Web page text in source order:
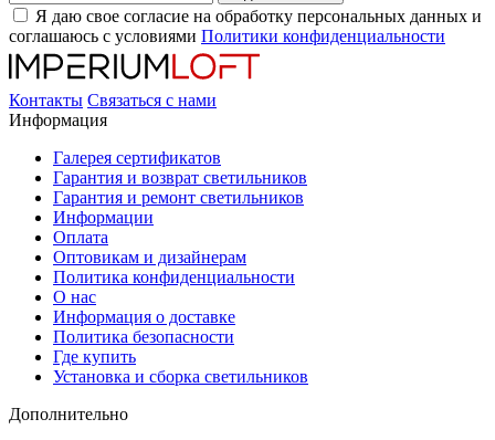
Я даю свое согласие на обработку персональных данных и
соглашаюсь с условиями Политики конфиденциальности
Контакты Связаться с нами
Информация
Галерея сертификатов
Гарантия и возврат светильников
Гарантия и ремонт светильников
Информации
Оплата
Оптовикам и дизайнерам
Политика конфиденциальности
О нас
Информация о доставке
Политика безопасности
Где купить
Установка и сборка светильников
Дополнительно